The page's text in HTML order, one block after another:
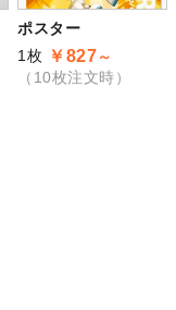
ポスター
1枚 ￥827～
（10枚注文時）